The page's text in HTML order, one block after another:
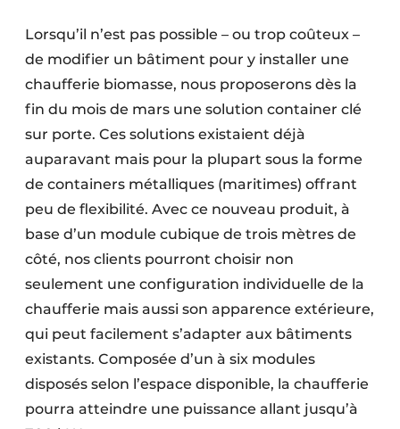
Lorsqu’il n’est pas possible – ou trop coûteux –
de modifier un bâtiment pour y installer une
chaufferie biomasse, nous proposerons dès la
fin du mois de mars une solution container clé
sur porte. Ces solutions existaient déjà
auparavant mais pour la plupart sous la forme
de containers métalliques (maritimes) offrant
peu de flexibilité. Avec ce nouveau produit, à
base d’un module cubique de trois mètres de
côté, nos clients pourront choisir non
seulement une configuration individuelle de la
chaufferie mais aussi son apparence extérieure,
qui peut facilement s’adapter aux bâtiments
existants. Composée d’un à six modules
disposés selon l’espace disponible, la chaufferie
pourra atteindre une puissance allant jusqu’à